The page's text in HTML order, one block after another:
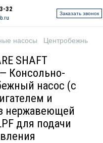
32
Заказать звонок
насосы Центробежные
SHAFT
Консольно-
насос (с
и
нержавеющей
для подачи